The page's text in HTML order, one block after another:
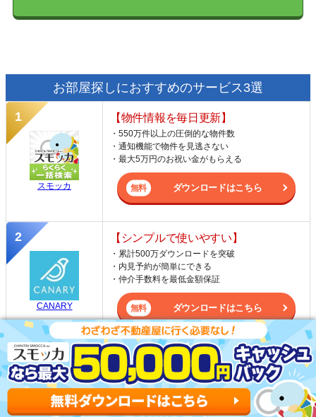
お部屋探しにおすすめのサービス3選
スモッカ
【物件情報を毎日更新】
・550万件以上の圧倒的な物件数
・通知機能で物件を見逃さない
・最大5万円のお祝い金がもらえる
ダウンロードはこちら
CANARY
【シンプルで使いやすい】
・累計500万ダウンロードを突破
・内見予約が簡単にできる
・仲介手数料を最低金額保証
ダウンロードはこちら
【LINEで物件を紹介してくれる】
・一都三県ほぼすべての物件を網羅
・早朝から深夜まで相談可能
・ネットにない物件をタイムリーに紹介